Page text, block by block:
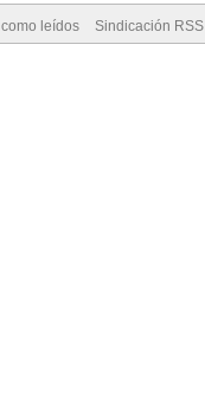
leídos Sindicación RSS